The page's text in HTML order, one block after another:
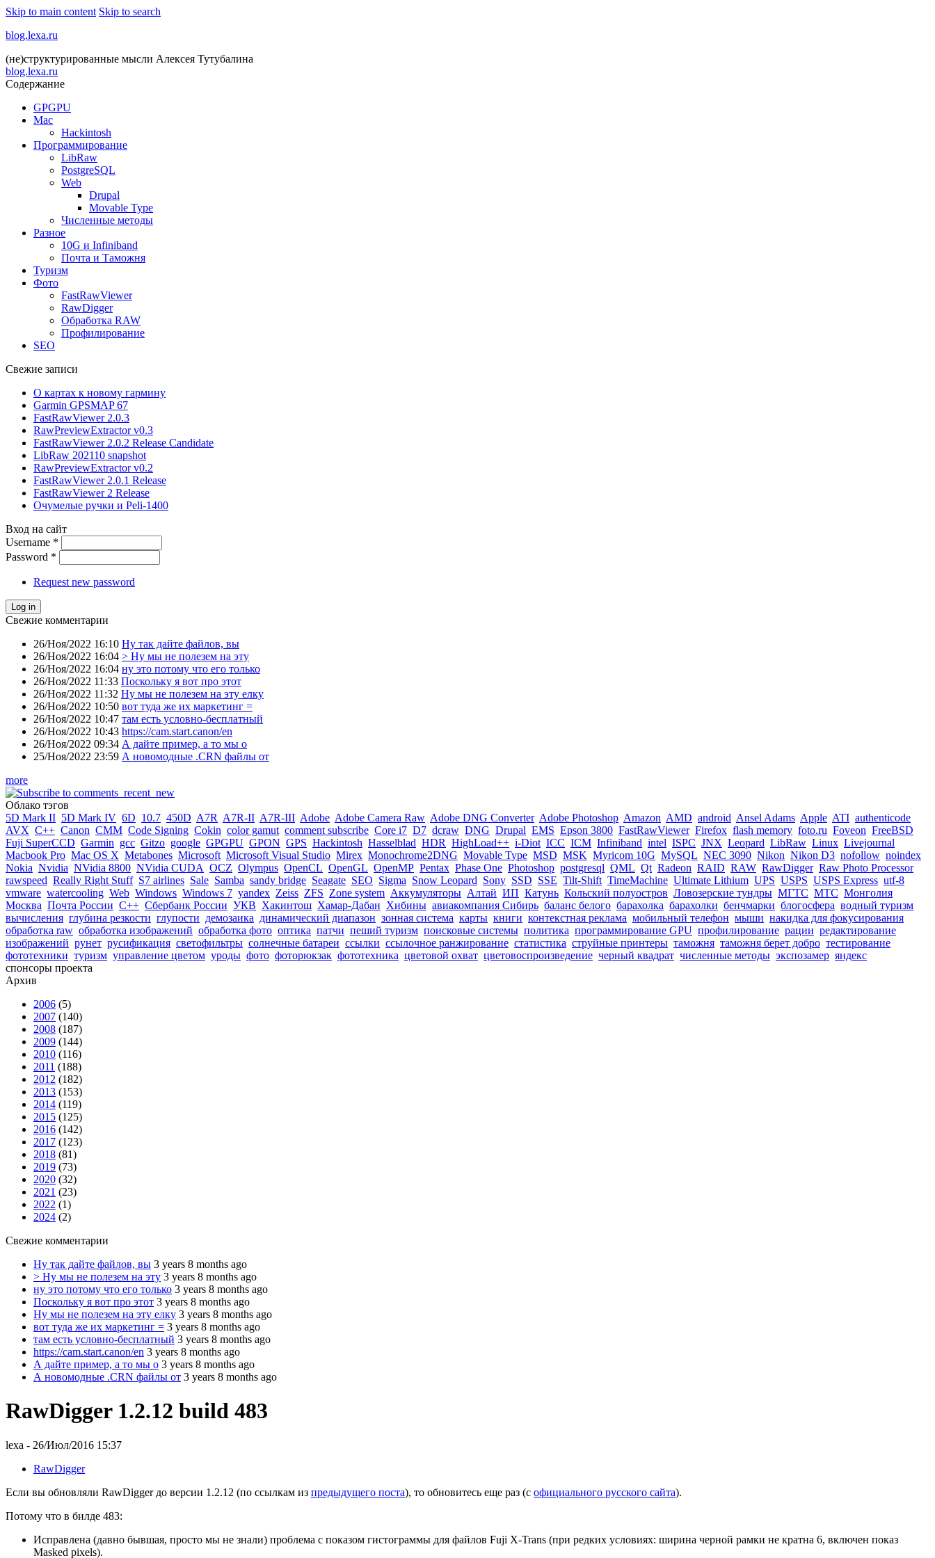
Skip to main content Skip to search
blog.lexa.ru
(не)структурированные мысли Алексея Тутубалина
blog.lexa.ru
Содержание
GPGPU
Mac
Hackintosh
Программирование
LibRaw
PostgreSQL
Web
Drupal
Movable Type
Численные методы
Разное
10G и Infiniband
Почта и Таможня
Туризм
Фото
FastRawViewer
RawDigger
Обработка RAW
Профилирование
SEO
Свежие записи
О картах к новому гармину
Garmin GPSMAP 67
FastRawViewer 2.0.3
RawPreviewExtractor v0.3
FastRawViewer 2.0.2 Release Candidate
LibRaw 202110 snapshot
RawPreviewExtractor v0.2
FastRawViewer 2.0.1 Release
FastRawViewer 2 Release
Очумелые ручки и Peli-1400
Вход на сайт
Username *
Password *
Request new password
Свежие комментарии
26/Ноя/2022 16:10 Ну так дайте файлов, вы
26/Ноя/2022 16:04 > Ну мы не полезем на эту
26/Ноя/2022 16:04 ну это потому что его только
26/Ноя/2022 11:33 Поскольку я вот про этот
26/Ноя/2022 11:32 Ну мы не полезем на эту елку
26/Ноя/2022 10:50 вот туда же их маркетинг =
26/Ноя/2022 10:47 там есть условно-бесплатный
26/Ноя/2022 10:43 https://cam.start.canon/en
26/Ноя/2022 09:34 А дайте пример, а то мы о
25/Ноя/2022 23:59 А новомодные .CRN файлы от
more
Облако тэгов
5D Mark II 5D Mark IV 6D 10.7 450D A7R A7R-II A7R-III Adobe Adobe Camera Raw Adobe DNG Converter Adobe Photoshop Amazon AMD android Ansel Adams Apple ATI authenticode
AVX C++ Canon CMM Code Signing Cokin color gamut comment subscribe Core i7 D7 dcraw DNG Drupal EMS Epson 3800 FastRawViewer Firefox flash memory foto.ru Foveon FreeBSD
Fuji SuperCCD Garmin gcc Gitzo google GPGPU GPON GPS Hackintosh Hasselblad HDR HighLoad++ i-Diot ICC ICM Infiniband intel ISPC JNX Leopard LibRaw Linux Livejournal
Macbook Pro Mac OS X Metabones Microsoft Microsoft Visual Studio Mirex Monochrome2DNG Movable Type MSD MSK Myricom 10G MySQL NEC 3090 Nikon Nikon D3 nofollow noindex
Nokia Nvidia NVidia 8800 NVidia CUDA OCZ Olympus OpenCL OpenGL OpenMP Pentax Phase One Photoshop postgresql QML Qt Radeon RAID RAW RawDigger Raw Photo Processor
rawspeed Really Right Stuff S7 airlines Sale Samba sandy bridge Seagate SEO Sigma Snow Leopard Sony SSD SSE Tilt-Shift TimeMachine Ultimate Lithium UPS USPS USPS Express utf-8
vmware watercooling Web Windows Windows 7 yandex Zeiss ZFS Zone system Аккумуляторы Алтай ИП Катунь Кольский полуостров Ловозерские тундры МГТС МТС Монголия
Москва Почта России С++ Сбербанк России УКВ Хакинтош Хамар-Дабан Хибины авиакомпания Сибирь баланс белого барахолка барахолки бенчмарки блогосфера водный туризм
вычисления глубина резкости глупости демозаика динамический диапазон зонная система карты книги контекстная реклама мобильный телефон мыши накидка для фокусирования
обработка raw обработка изображений обработка фото оптика патчи пеший туризм поисковые системы политика программирование GPU профилирование рации редактирование
изображений рунет русификация светофильтры солнечные батареи ссылки ссылочное ранжирование статистика струйные принтеры таможня таможня берет добро тестирование
фототехники туризм управление цветом уроды фото фоторюкзак фототехника цветовой охват цветовоспроизведение черный квадрат численные методы экспозамер яндекс
спонсоры проекта
Архив
2006 (5)
2007 (140)
2008 (187)
2009 (144)
2010 (116)
2011 (188)
2012 (182)
2013 (153)
2014 (119)
2015 (125)
2016 (142)
2017 (123)
2018 (81)
2019 (73)
2020 (32)
2021 (23)
2022 (1)
2024 (2)
Свежие комментарии
Ну так дайте файлов, вы 3 years 8 months ago
> Ну мы не полезем на эту 3 years 8 months ago
ну это потому что его только 3 years 8 months ago
Поскольку я вот про этот 3 years 8 months ago
Ну мы не полезем на эту елку 3 years 8 months ago
вот туда же их маркетинг = 3 years 8 months ago
там есть условно-бесплатный 3 years 8 months ago
https://cam.start.canon/en 3 years 8 months ago
А дайте пример, а то мы о 3 years 8 months ago
А новомодные .CRN файлы от 3 years 8 months ago
RawDigger 1.2.12 build 483
lexa - 26/Июл/2016 15:37
RawDigger
Если вы обновляли RawDigger до версии 1.2.12 (по ссылкам из предыдущего поста), то обновитесь еще раз (с официального русского сайта).
Потому что в билде 483:
Исправлена (давно бывшая, просто мы не знали) проблема с показом гистограммы для файлов Fuji X-Trans (при редких условиях: ширина черной рамки не кратна 6, включен показ
Masked pixels).